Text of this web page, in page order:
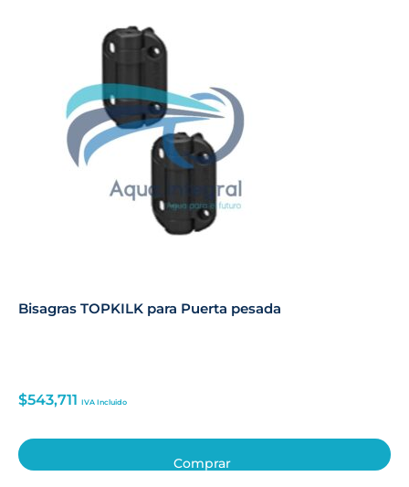
Bisagras TOPKILK para Puerta pesada
$543,711 IVA Incluido
Comprar